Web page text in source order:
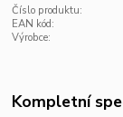
Číslo produktu:
EAN kód:
Výrobce:
Kompletní